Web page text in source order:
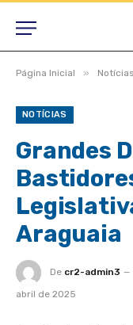
Página Inicial » Notícias
NOTÍCIAS
Grandes
Araguaia
De cr2-admin3
abril de 2025